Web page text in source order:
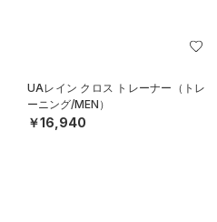
UAレイン クロス トレーナー（トレ
ーニング/MEN）
￥16,940